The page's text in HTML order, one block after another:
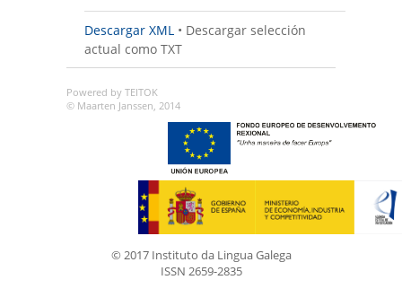
Descargar XML • Descargar selección
actual como TXT
Powered by TEITOK
© Maarten Janssen, 2014
© 2017 Instituto da Lingua Galega
ISSN 2659-2835